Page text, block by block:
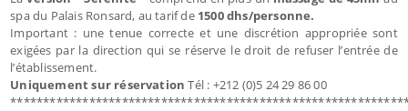
spa du Palais Ronsard, au tarif de 1500 dhs/personne.
Important : une tenue correcte et une discrétion appropriée sont
exigées par la direction qui se réserve le droit de refuser l’entrée de
l’établissement.
Uniquement sur réservation Tél : +212 (0)5 24 29 86 00